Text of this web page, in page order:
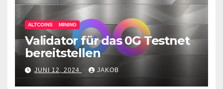
ALTCOINS MINING
Validator für das 0G Testnet
bereitstellen
JUNI 12, 2024 JAKOB